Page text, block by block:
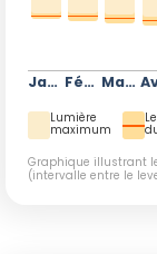
Janvier Février Mars
Lumière
maximum
Graphique illustrant
(intervalle entre le